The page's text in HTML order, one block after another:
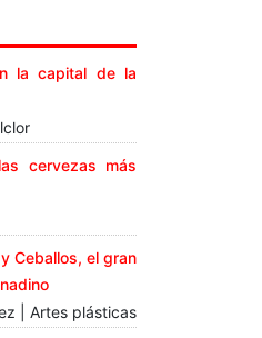
la capital de la
cervezas más
Ceballos, el gran
| Artes plásticas